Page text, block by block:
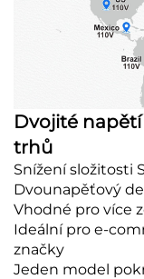
Dvojité napětí
trhů
Snížení složitosti
Dvounapěťový
Vhodné pro více
Ideální pro e-
značky
Jeden model